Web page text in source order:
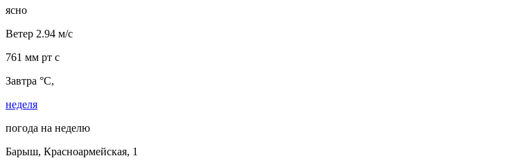
ясно
Ветер 2.94 м/с
761 мм рт с
Завтра °C,
неделя
погода на неделю
Барыш, Красноармейская, 1